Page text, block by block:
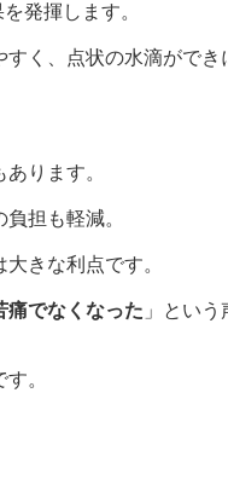
揮します。
、点状の水滴ができ
ります。
担も軽減。
な利点です。
痛でなくなった 」とい
。